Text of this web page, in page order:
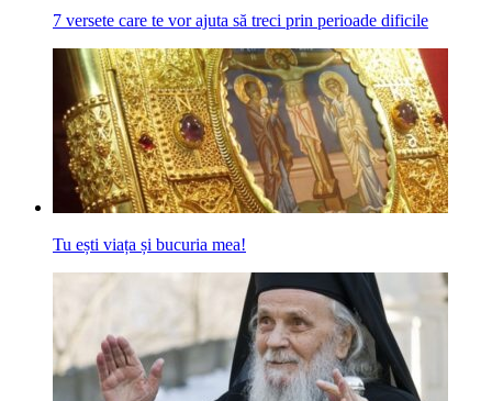
7 versete care te vor ajuta să treci prin perioade dificile
Tu ești viața și bucuria mea!